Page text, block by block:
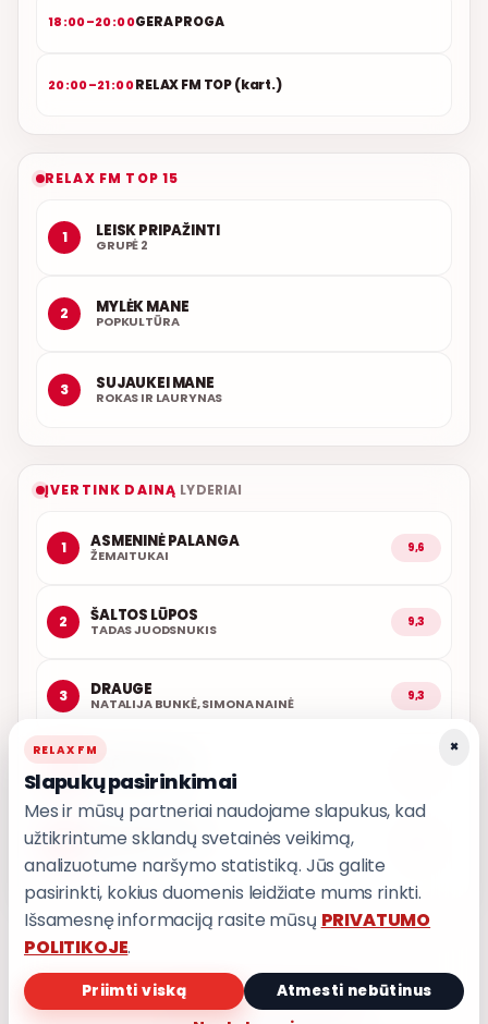
18:00–20:00GERA PROGA
20:00–21:00RELAX FM TOP (kart.)
RELAX FM TOP 15
1 LEISK PRIPAŽINTI
GRUPĖ 2
2 MYLĖK MANE
POPKULTŪRA
3 SUJAUKEI MANE
ROKAS IR LAURYNAS
ĮVERTINK DAINĄ LYDERIAI
1 ASMENINĖ PALANGA
ŽEMAITUKAI 9,6
2 ŠALTOS LŪPOS
TADAS JUODSNUKIS 9,3
3 DRAUGE
NATALIJA BUNKĖ, SIMONA NAINĖ 9,3
POPKULTŪRA
5 AŠ ATVAŽIUOJU
PRIVATUMO POLITIKA
×
RELAX FM
Slapukų pasirinkimai
Mes ir mūsų partneriai naudojame slapukus, kad
užtikrintume sklandų svetainės veikimą,
analizuotume naršymo statistiką. Jūs galite
pasirinkti, kokius duomenis leidžiate mums rinkti.
Išsamesnę informaciją rasite mūsų PRIVATUMO
POLITIKOJE.
Priimti viską
Atmesti nebūtinus